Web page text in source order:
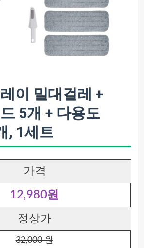
이 밀대걸레 +
5개 + 다용도
, 1세트
가격
12,980원
정상가
32,000 원